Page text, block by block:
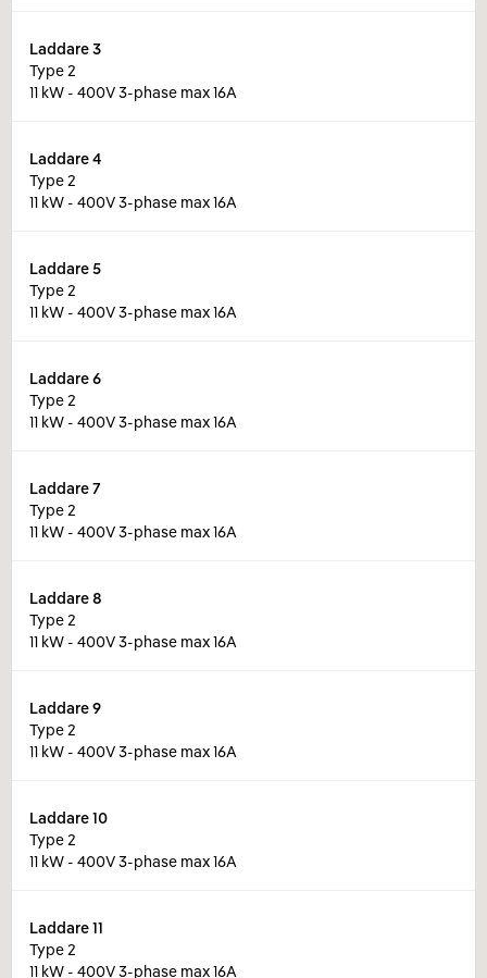
Laddare3
Type 2
11 kW - 400V 3-phase max 16A
Laddare4
Type 2
11 kW - 400V 3-phase max 16A
Laddare5
Type 2
11 kW - 400V 3-phase max 16A
Laddare6
Type 2
11 kW - 400V 3-phase max 16A
Laddare7
Type 2
11 kW - 400V 3-phase max 16A
Laddare8
Type 2
11 kW - 400V 3-phase max 16A
Laddare9
Type 2
11 kW - 400V 3-phase max 16A
Laddare10
Type 2
11 kW - 400V 3-phase max 16A
Laddare11
Type 2
11 kW - 400V 3-phase max 16A